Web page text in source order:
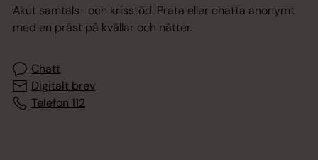
Akut samtals- och krisstöd. Prata eller chatta anonymt
med en präst på kvällar och nätter.
Chatt
Digitalt brev
Telefon 112